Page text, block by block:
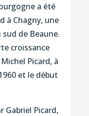
a été
à Chagny, une
de Beaune.
croissance
Picard, à
et le début
Gabriel Picard,